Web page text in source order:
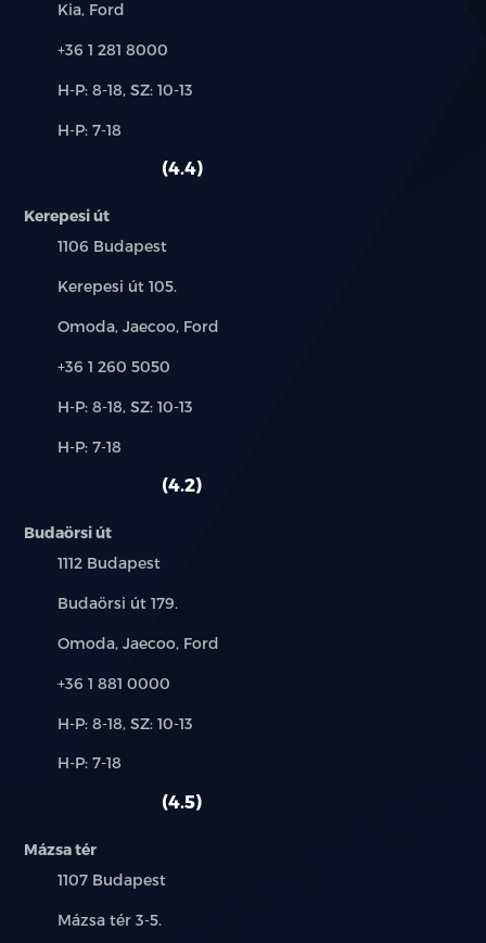
Márkák:
Kia, Ford
Telefon:
+36 1 281 8000
Új-
használt
H-P: 8-18, SZ: 10-13
Alkatrész,
H-P: 7-18
4.4
Kerepesi út
Település:
1106 Budapest
Cím:
Kerepesi út 105.
Márkák:
Omoda, Jaecoo, Ford
Telefon:
+36 1 260 5050
Új-
használt
H-P: 8-18, SZ: 10-13
Alkatrész,
H-P: 7-18
4.2
Budaörsi út
Település:
1112 Budapest
Cím:
Budaörsi út 179.
Márkák:
Omoda, Jaecoo, Ford
Telefon:
+36 1 881 0000
Új-
használt
H-P: 8-18, SZ: 10-13
Alkatrész,
H-P: 7-18
4.5
Mázsa tér
Település:
1107 Budapest
Cím:
Mázsa tér 3-5.